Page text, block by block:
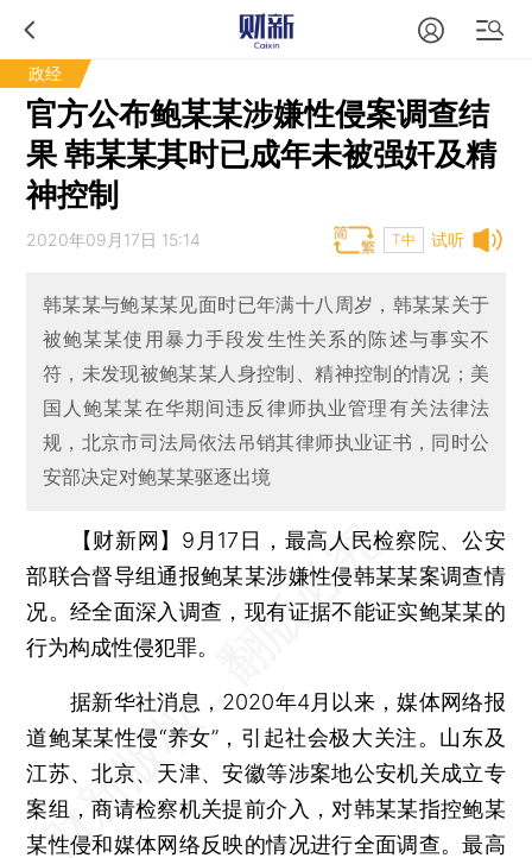
政经
官方公布鲍某某涉嫌性侵案调查结
果 韩某某其时已成年未被强奸及精
神控制
试听
2020年09月17日 15:14 T中
韩某某与鲍某某见面时已年满十八周岁，韩某某关于
被鲍某某使用暴力手段发生性关系的陈述与事实不
符，未发现被鲍某某人身控制、精神控制的情况；美
国人鲍某某在华期间违反律师执业管理有关法律法
规，北京市司法局依法吊销其律师执业证书，同时公
安部决定对鲍某某驱逐出境
【财新网】 9月17日，最高人民检察院、公安
部联合督导组通报鲍某某涉嫌性侵韩某某案调查情
况。经全面深入调查，现有证据不能证实鲍某某的
行为构成性侵犯罪。
据新华社消息，2020年4月以来，媒体网络报
道鲍某某性侵“养女”，引起社会极大关注。山东及
江苏、北京、天津、安徽等涉案地公安机关成立专
案组，商请检察机关提前介入，对韩某某指控鲍某
某性侵和媒体网络反映的情况进行全面调查。最高